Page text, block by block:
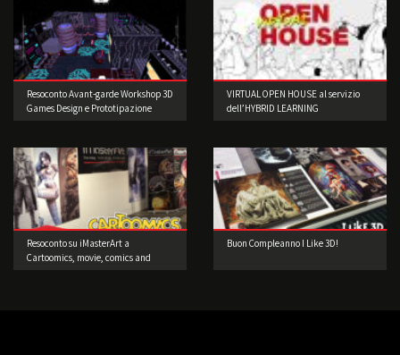
Resoconto Avant-garde Workshop 3D
Games Design e Prototipazione
VIRTUAL OPEN HOUSE al servizio
dell’HYBRID LEARNING
Resoconto su iMasterArt a
Cartoomics, movie, comics and
Buon Compleanno I Like 3D!